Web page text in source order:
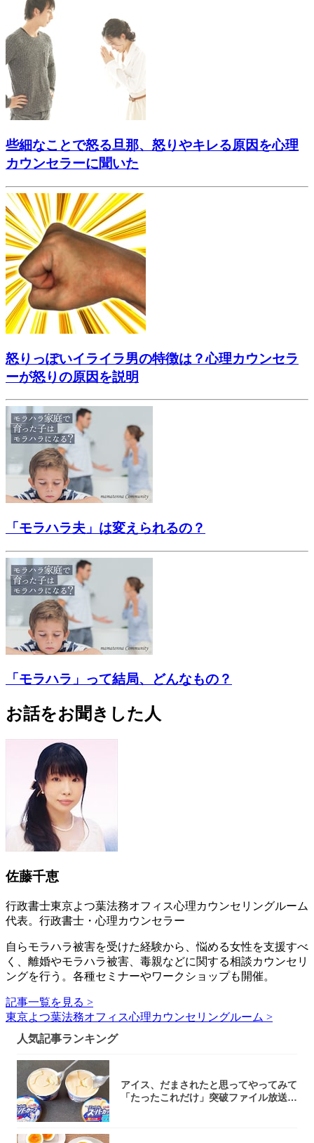
些細なことで怒る旦那、怒りやキレる原因を心理
カウンセラーに聞いた
怒りっぽいイライラ男の特徴は？心理カウンセラ
ーが怒りの原因を説明
「モラハラ夫」は変えられるの？
「モラハラ」って結局、どんなもの？
お話をお聞きした人
佐藤千恵
行政書士東京よつ葉法務オフィス心理カウンセリングルーム
代表。行政書士・心理カウンセラー
自らモラハラ被害を受けた経験から、悩める女性を支援すべ
く、離婚やモラハラ被害、毒親などに関する相談カウンセリ
ングを行う。各種セミナーやワークショップも開催。
記事一覧を見る >
東京よつ葉法務オフィス心理カウンセリングルーム >
人気記事ランキング
アイス、だまされたと思ってやってみて
「たったこれだけ」突破ファイル放送で